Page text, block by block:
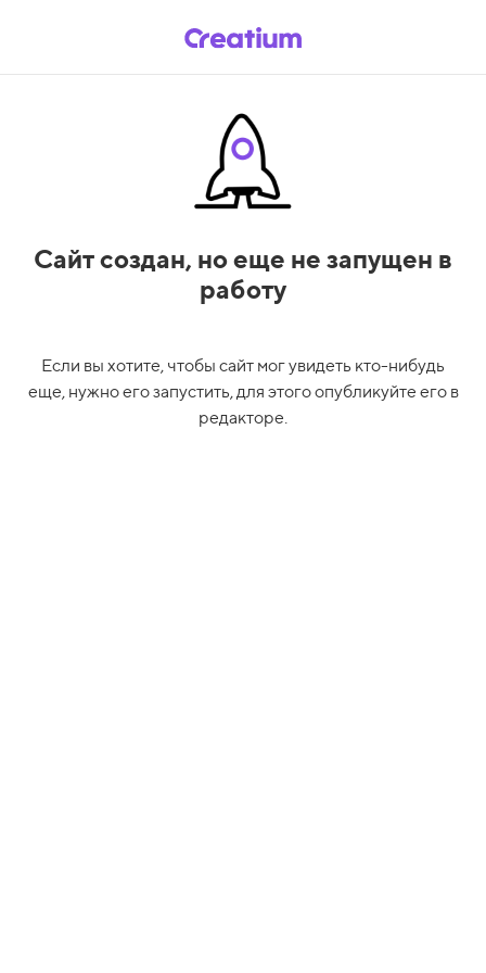
Сайт создан, но еще не запущен в
работу
Если вы хотите, чтобы сайт мог увидеть кто-нибудь
еще, нужно его запустить, для этого опубликуйте его в
редакторе.